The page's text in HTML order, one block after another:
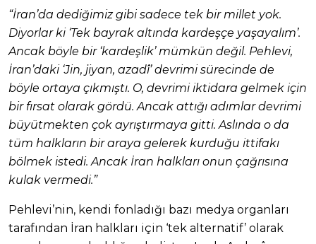
“İran’da dediğimiz gibi sadece tek bir millet yok.
Diyorlar ki ‘Tek bayrak altında kardeşçe yaşayalım’.
Ancak böyle bir ‘kardeşlik’ mümkün değil. Pehlevi,
İran’daki ‘Jin, jiyan, azadî’ devrimi sürecinde de
böyle ortaya çıkmıştı. O, devrimi iktidara gelmek için
bir fırsat olarak gördü. Ancak attığı adımlar devrimi
büyütmekten çok ayrıştırmaya gitti. Aslında o da
tüm halkların bir araya gelerek kurduğu ittifakı
bölmek istedi. Ancak İran halkları onun çağrısına
kulak vermedi.”
Pehlevi’nin, kendi fonladığı bazı medya organları
tarafından İran halkları için ‘tek alternatif’ olarak